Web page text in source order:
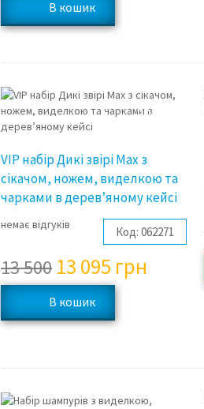
3%
VIP набір Дикі звірі Max з
сікачом, ножем, виделкою та
чарками в дерев’яному кейсі
немає відгуків Код: 062271
13 500 13 095 грн